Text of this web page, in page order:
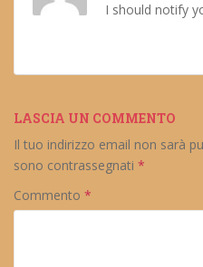
I should notify
LASCIA UN COMMENTO
Il tuo indirizzo email non sarà
sono contrassegnati *
Commento *